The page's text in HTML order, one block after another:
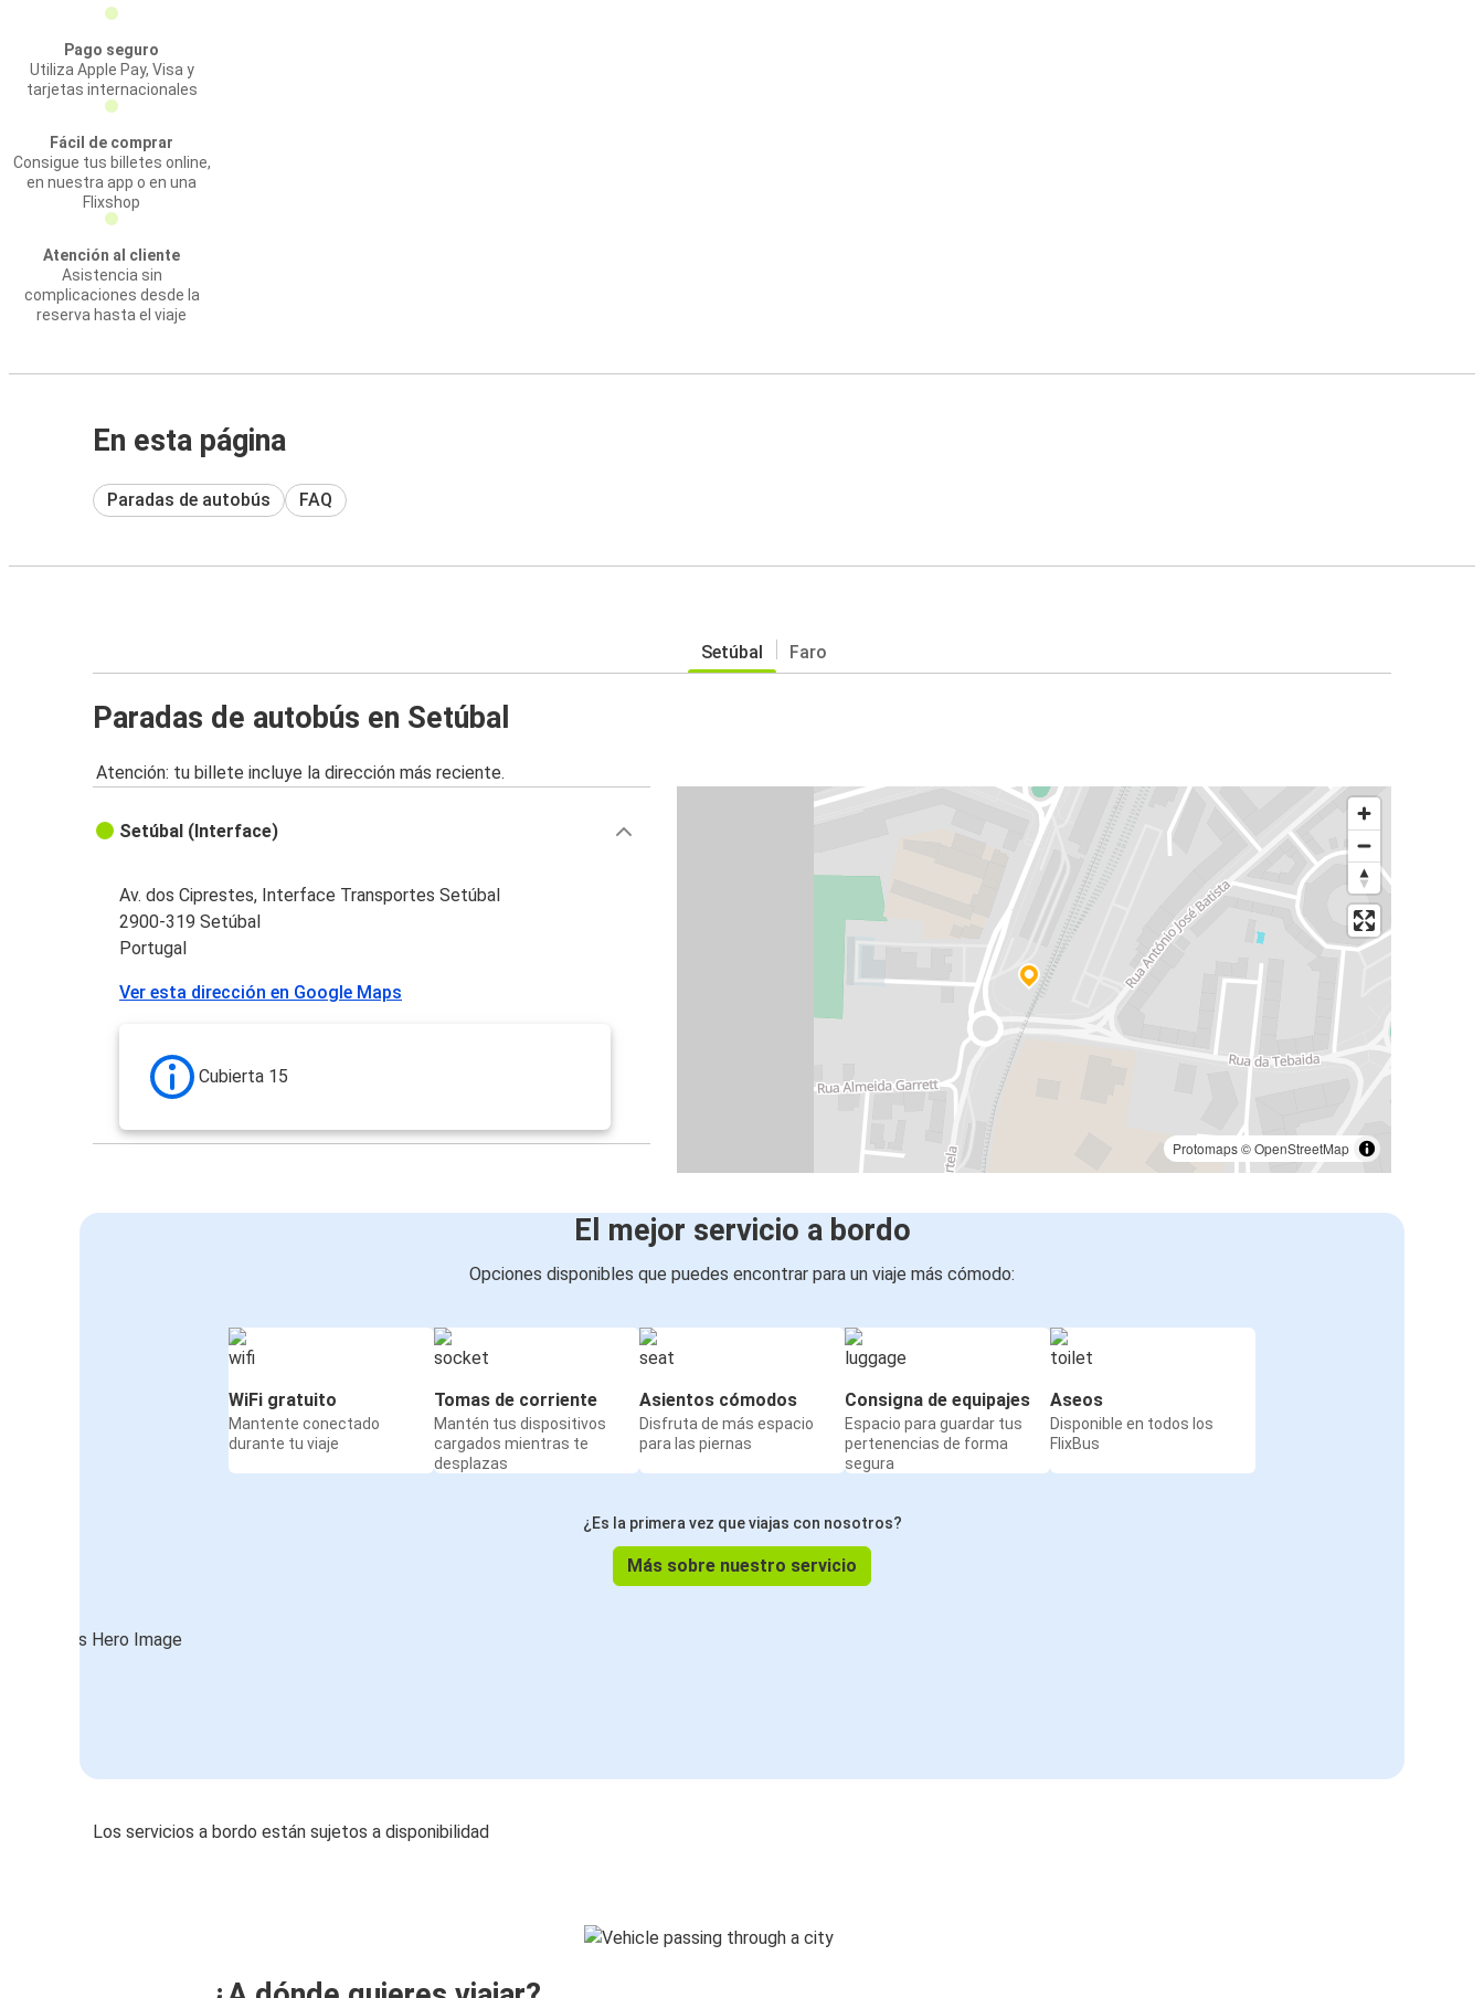
Pago seguro
Utiliza Apple Pay, Visa y
tarjetas internacionales
Fácil de comprar
Consigue tus billetes online,
en nuestra app o en una
Flixshop
Atención al cliente
Asistencia sin
complicaciones desde la
reserva hasta el viaje
En esta página
Paradas de autobús FAQ
Setúbal Faro
Paradas de autobús en Setúbal
Atención: tu billete incluye la dirección más reciente.
Protomaps©OpenStreetMap
Setúbal (Interface)
Av. dos Ciprestes, Interface Transportes Setúbal
2900-319 Setúbal
Portugal
Ver esta dirección en Google Maps
Cubierta 15
El mejor servicio a bordo
Opciones disponibles que puedes encontrar para un viaje más cómodo:
WiFi gratuito
Mantente conectado
durante tu viaje
Tomas de corriente
Mantén tus dispositivos
cargados mientras te
desplazas
Asientos cómodos
Disfruta de más espacio
para las piernas
Consigna de equipajes
Espacio para guardar tus
pertenencias de forma
segura
Aseos
Disponible en todos los
FlixBus
¿Es la primera vez que viajas con nosotros?
Más sobre nuestro servicio
Los servicios a bordo están sujetos a disponibilidad